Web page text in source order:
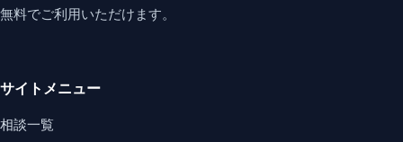
無料でご利用いただけます。
サイトメニュー
相談一覧